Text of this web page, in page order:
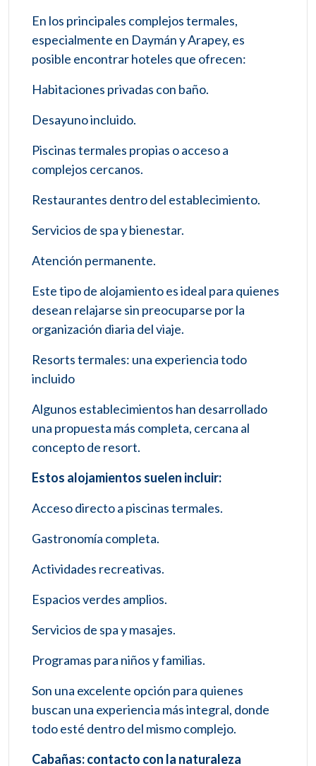
En los principales complejos termales,
especialmente en Daymán y Arapey, es
posible encontrar hoteles que ofrecen:
Habitaciones privadas con baño.
Desayuno incluido.
Piscinas termales propias o acceso a
complejos cercanos.
Restaurantes dentro del establecimiento.
Servicios de spa y bienestar.
Atención permanente.
Este tipo de alojamiento es ideal para quienes
desean relajarse sin preocuparse por la
organización diaria del viaje.
Resorts termales: una experiencia todo
incluido
Algunos establecimientos han desarrollado
una propuesta más completa, cercana al
concepto de resort.
Estos alojamientos suelen incluir:
Acceso directo a piscinas termales.
Gastronomía completa.
Actividades recreativas.
Espacios verdes amplios.
Servicios de spa y masajes.
Programas para niños y familias.
Son una excelente opción para quienes
buscan una experiencia más integral, donde
todo esté dentro del mismo complejo.
Cabañas: contacto con la naturaleza